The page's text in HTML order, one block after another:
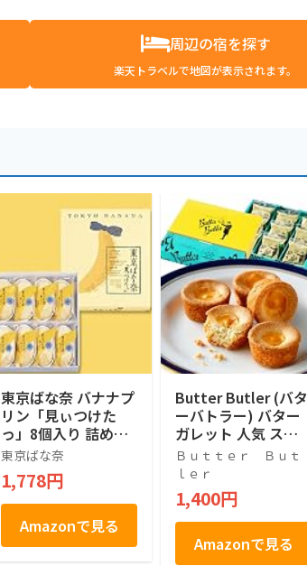
周辺の宿を探す
楽天トラベルで地図が表示されます。
東京ばな奈 バナナプ
リン「見ぃつけた
っ」8個入り 詰め合
わせ 人気 手土産ス
イーツ 差し入れ
東京ばな奈
1,778円
Amazonで見る
Butter Butler (バタ
ーバトラー) バター
ガレット 人気 スイ
ーツ ギフト 東京土
産 手土産 個包装 プ
レゼント お返し 内
祝い 焼き菓子 退職
(9個入)
Ｂｕｔｔｅｒ Ｂｕｔ
ｌｅｒ
1,400円
Amazonで見る